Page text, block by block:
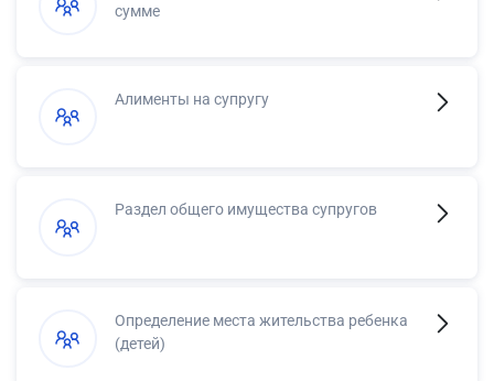
сумме
Алименты на супругу
Раздел общего имущества супругов
Определение места жительства ребенка
(детей)